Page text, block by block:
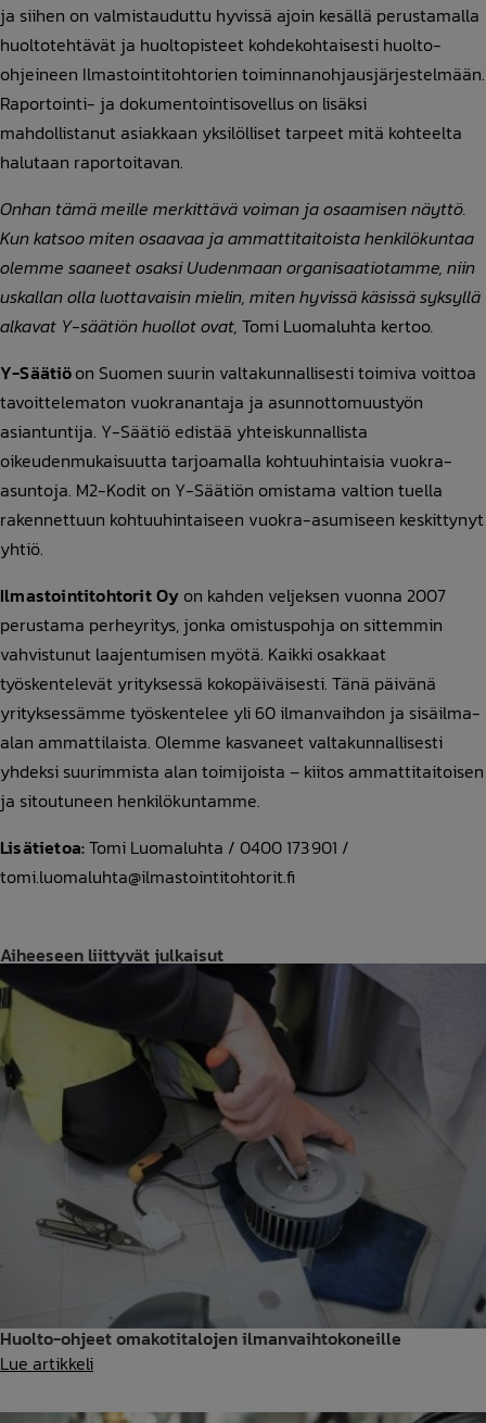
ja siihen on valmistauduttu hyvissä ajoin kesällä perustamalla
huoltotehtävät ja huoltopisteet kohdekohtaisesti huolto-
ohjeineen Ilmastointitohtorien toiminnanohjausjärjestelmään.
Raportointi- ja dokumentointisovellus on lisäksi
mahdollistanut asiakkaan yksilölliset tarpeet mitä kohteelta
halutaan raportoitavan.
Onhan tämä meille merkittävä voiman ja osaamisen näyttö.
Kun katsoo miten osaavaa ja ammattitaitoista henkilökuntaa
olemme saaneet osaksi Uudenmaan organisaatiotamme, niin
uskallan olla luottavaisin mielin, miten hyvissä käsissä syksyllä
alkavat Y-säätiön huollot ovat, Tomi Luomaluhta kertoo.
Y-Säätiöon Suomen suurin valtakunnallisesti toimiva voittoa
tavoittelematon vuokranantaja ja asunnottomuustyön
asiantuntija. Y-Säätiö edistää yhteiskunnallista
oikeudenmukaisuutta tarjoamalla kohtuuhintaisia vuokra-
asuntoja. M2-Kodit on Y-Säätiön omistama valtion tuella
rakennettuun kohtuuhintaiseen vuokra-asumiseen keskittynyt
yhtiö.
Ilmastointitohtorit Oy on kahden veljeksen vuonna 2007
perustama perheyritys, jonka omistuspohja on sittemmin
vahvistunut laajentumisen myötä. Kaikki osakkaat
työskentelevät yrityksessä kokopäiväisesti. Tänä päivänä
yrityksessämme työskentelee yli 60 ilmanvaihdon ja sisäilma-
alan ammattilaista. Olemme kasvaneet valtakunnallisesti
yhdeksi suurimmista alan toimijoista – kiitos ammattitaitoisen
ja sitoutuneen henkilökuntamme.
Lisätietoa:Tomi Luomaluhta / 0400 173 901 /
tomi.luomaluhta@ilmastointitohtorit.fi
Aiheeseen liittyvät julkaisut
Huolto-ohjeet omakotitalojen ilmanvaihtokoneille
Lue artikkeliHuolto-